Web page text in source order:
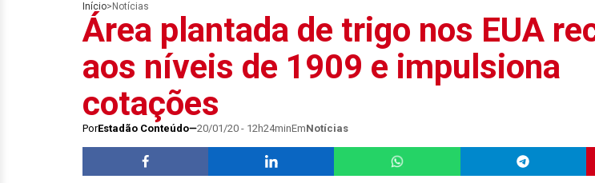
Início> Notícias
Área plantada de trigo nos EUA
aos níveis de 1909 e impulsiona
cotações
PorEstadão Conteúdo 20/01/20 - 12h24minEmNotícias